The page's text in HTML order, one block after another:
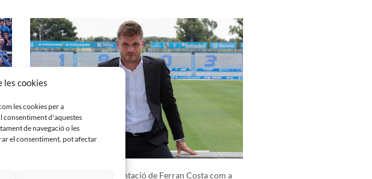
les cookies
les cookies per a
consentiment d'aquestes
de navegació o les
el consentiment, pot afectar
Roda de premsa de presentació de Ferran Costa com a